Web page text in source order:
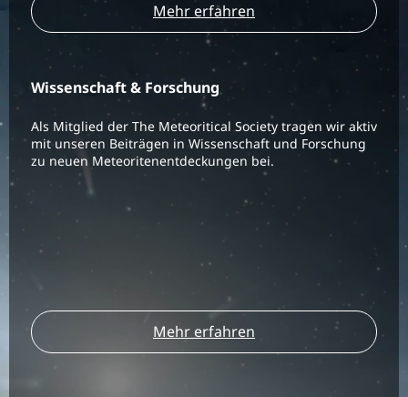
Mehr erfahren
Wissenschaft & Forschung
Als Mitglied der The Meteoritical Society tragen wir aktiv
mit unseren Beiträgen in Wissenschaft und Forschung
zu neuen Meteoritenentdeckungen bei.
Mehr erfahren